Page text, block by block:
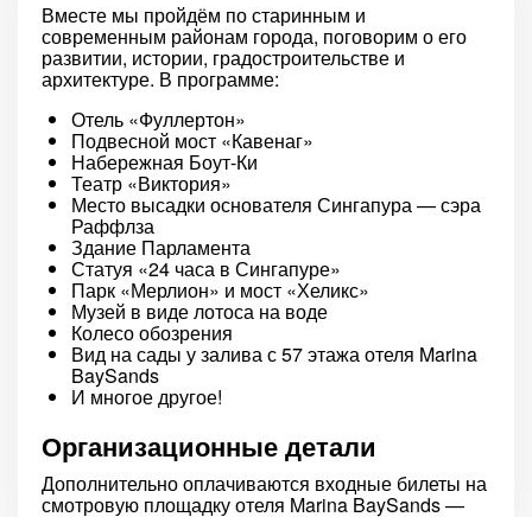
Вместе мы пройдём по старинным и
современным районам города, поговорим о его
развитии, истории, градостроительстве и
архитектуре. В программе:
Отель «Фуллертон»
Подвесной мост «Кавенаг»
Набережная Боут-Ки
Театр «Виктория»
Место высадки основателя Сингапура — сэра
Раффлза
Здание Парламента
Статуя «24 часа в Сингапуре»
Парк «Мерлион» и мост «Хеликс»
Музей в виде лотоса на воде
Колесо обозрения
Вид на сады у залива с 57 этажа отеля Marina
BaySands
И многое другое!
Организационные детали
Дополнительно оплачиваются входные билеты на
смотровую площадку отеля Marina BaySands —